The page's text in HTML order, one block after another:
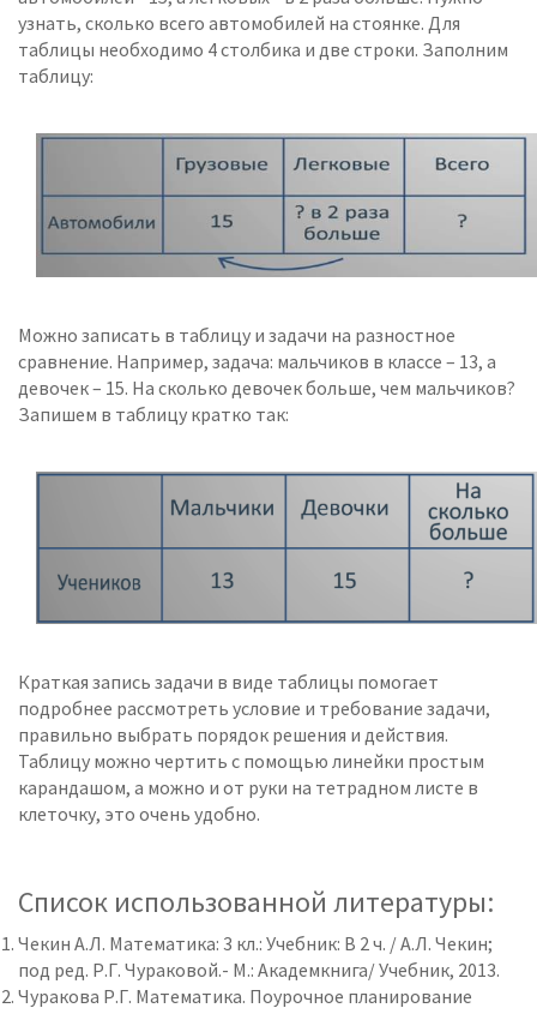
узнать, сколько всего автомобилей на стоянке. Для
таблицы необходимо 4 столбика и две строки. Заполним
таблицу:
Можно записать в таблицу и задачи на разностное
сравнение. Например, задача: мальчиков в классе – 13, а
девочек – 15. На сколько девочек больше, чем мальчиков?
Запишем в таблицу кратко так:
Краткая запись задачи в виде таблицы помогает
подробнее рассмотреть условие и требование задачи,
правильно выбрать порядок решения и действия.
Таблицу можно чертить с помощью линейки простым
карандашом, а можно и от руки на тетрадном листе в
клеточку, это очень удобно.
Список использованной литературы:
Чекин А.Л. Математика: 3 кл.: Учебник: В 2 ч. / А.Л. Чекин;
под ред. Р.Г. Чураковой.- М.: Академкнига/ Учебник, 2013.
Чуракова Р.Г. Математика. Поурочное планирование